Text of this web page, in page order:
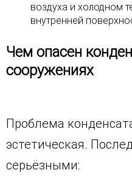
воздуха и холодном
внутренней
Чем опасен
сооружениях
Проблема
эстетическая.
серьёзными: